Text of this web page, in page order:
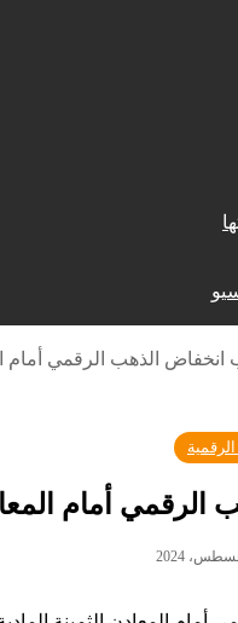
انخفاض الذهب الرقمي أمام
أمام